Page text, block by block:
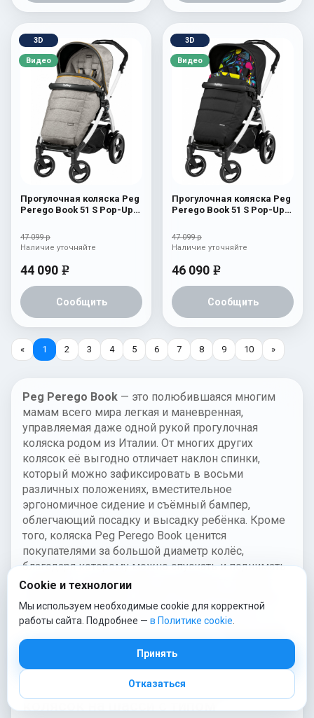
3D
Видео
Прогулочная коляска Peg
Perego Book 51 S Pop-Up
White/Black) Luxe Grey
47 099 р
44 090 e
Сообщить
Наличие уточняйте
3D
Видео
Прогулочная коляска Peg
Perego Book 51 S Pop-Up
White/Black) Manri
47 099 р
46 090 e
Сообщить
Наличие уточняйте
« 1 2 3 4 5 6 7 8 9 10 »
Peg Perego Book — это полюбившаяся многим
мамам всего мира легкая и маневренная,
управляемая даже одной рукой прогулочная
коляска родом из Италии. От многих других
колясок её выгодно отличает наклон спинки,
который можно зафиксировать в восьми
различных положениях, вместительное
эргономичное сидение и съёмный бампер,
облегчающий посадку и высадку ребёнка. Кроме
того, коляска Peg Perego Book ценится
покупателями за большой диаметр колёс,
благодаря которому можно спускать и поднимать
коляску по лестнице без специального пандуса.
можно прикрепитьавтокресло Primo Viaggio Tri-
Fix SL (продается отдельно). В цену коляски входят
необходимые сезонные аксессуары - дождевик и
Пег Перего Бук — серия модульных
Cookie и технологии
Мы используем необходимые cookie для корректной
работы сайта. Подробнее — в Политике cookie
Принять
Отказаться